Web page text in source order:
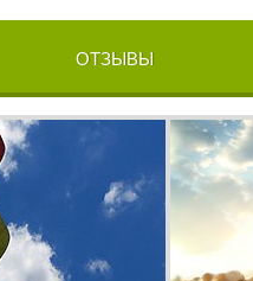
ОТЗЫВЫ